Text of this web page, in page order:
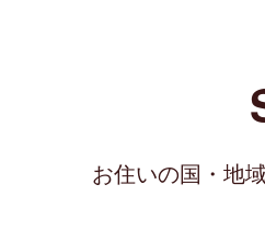
お住いの国・地